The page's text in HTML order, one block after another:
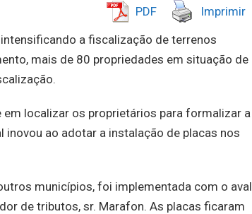
PDF Imprimir
a fiscalização de terrenos
mais de 80 propriedades em situação de
localizar os proprietários para formalizar a
inovou ao adotar a instalação de placas nos
municípios, foi implementada com o aval
de tributos, sr. Marafon. As placas ficaram